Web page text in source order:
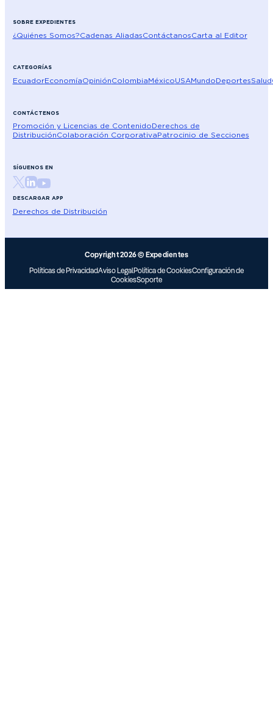
SOBRE EXPEDIENTES
¿Quiénes Somos?Cadenas AliadasContáctanosCarta al Editor
CATEGORÍAS
EcuadorEconomíaOpiniónColombiaMéxicoUSAMundoDeportesSalud
CONTÁCTENOS
Promoción y Licencias de ContenidoDerechos de
DistribuciónColaboración CorporativaPatrocinio de Secciones
SÍGUENOS EN
DESCARGAR APP
Derechos de Distribución
Copyright 2026 © Expedientes
Políticas de PrivacidadAviso LegalPolítica de CookiesConfiguración de
CookiesSoporte